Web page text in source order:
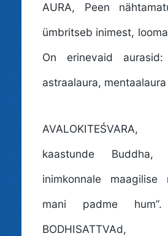
AURA, Peen
ümbritseb inimest,
On erinevaid aurasid:
astraalaura,
AVALOKITEŚVARA,
kaastunde
inimkonnale maagilise
mani padme hum”.